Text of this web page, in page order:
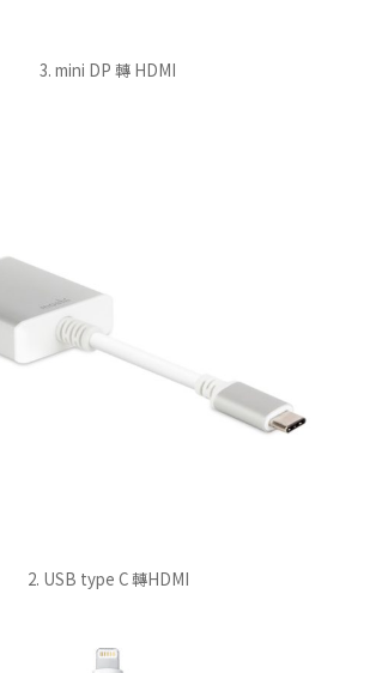
3. mini DP 轉 HDMI
2. USB type C 轉HDMI